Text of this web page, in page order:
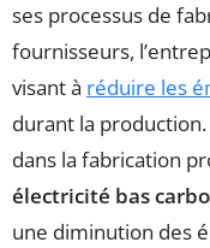
ses processus de
fournisseurs,
visant à réduire les
durant la production.
dans la fabrication
électricité bas
une diminution des